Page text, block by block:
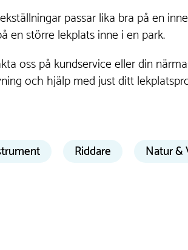
passar lika bra på en
en större lekplats inne i en park.
oss på kundservice eller din
och hjälp med just ditt
Riddare Natur &